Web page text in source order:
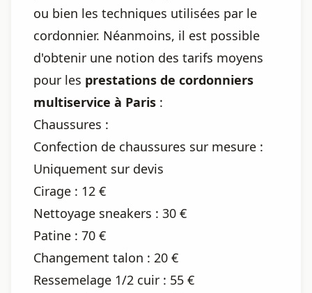
ou bien les techniques utilisées par le
cordonnier. Néanmoins, il est possible
d'obtenir une notion des tarifs moyens
pour les prestations de cordonniers
multiservice à Paris :
Chaussures :
Confection de chaussures sur mesure :
Uniquement sur devis
Cirage : 12 €
Nettoyage sneakers : 30 €
Patine : 70 €
Changement talon : 20 €
Ressemelage 1/2 cuir : 55 €